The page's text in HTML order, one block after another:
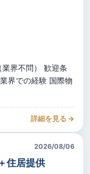
界不問） 歓迎条
界での経験 国際物
詳細を見る →
2026/08/06
住居提供